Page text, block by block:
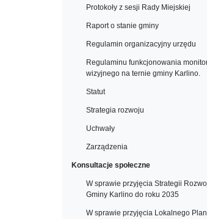
Protokoły z sesji Rady Miejskiej
Raport o stanie gminy
Regulamin organizacyjny urzędu
Regulaminu funkcjonowania
wizyjnego na ternie gminy Karlino.
Statut
Strategia rozwoju
Uchwały
Zarządzenia
Konsultacje społeczne
W sprawie przyjęcia Strategii
Gminy Karlino do roku 2035
W sprawie przyjęcia Lokalnego